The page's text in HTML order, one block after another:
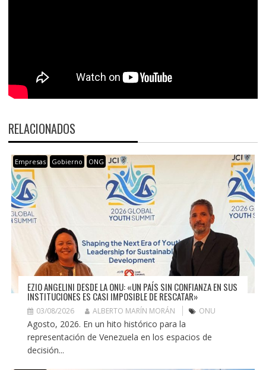
RELACIONADOS
Empresas Gobierno ONG
EZIO ANGELINI DESDE LA ONU: «UN PAÍS SIN CONFIANZA EN SUS
INSTITUCIONES ES CASI IMPOSIBLE DE RESCATAR»
03/08/2026 ALBERTO MARÍN MORÁN ONU
Agosto, 2026. En un hito histórico para la
representación de Venezuela en los espacios de
decisión...